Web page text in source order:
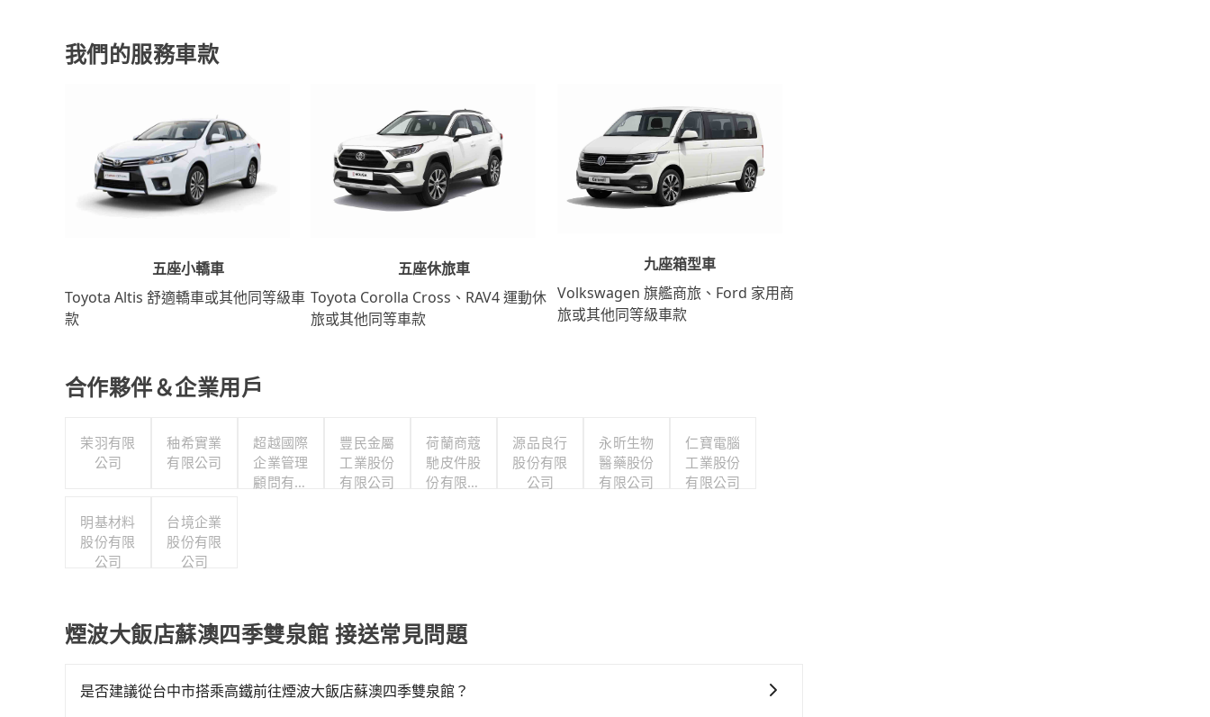
我們的服務車款
五座小轎車
Toyota Altis 舒適轎車或其他同等級車
款
五座休旅車
Toyota Corolla Cross、RAV4 運動休
旅或其他同等車款
九座箱型車
Volkswagen 旗艦商旅、Ford 家用商
旅或其他同等級車款
合作夥伴＆企業用戶
茉羽有限
公司
秞希實業
有限公司
超越國際
企業管理
顧問有限
豐民金屬
工業股份
有限公司
荷蘭商蔻
馳皮件股
份有限公
源品良行
股份有限
公司
永昕生物
醫藥股份
有限公司
仁寶電腦
工業股份
有限公司
明基材料
股份有限
公司
台境企業
股份有限
公司
煙波大飯店蘇澳四季雙泉館 接送常見問題
是否建議從台中市搭乘高鐵前往煙波大飯店蘇澳四季雙泉館？